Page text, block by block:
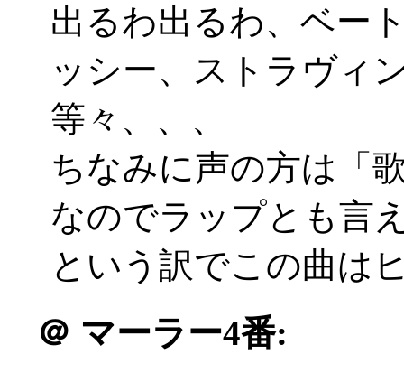
出るわ出るわ、ベー
ッシー、ストラヴィ
等々、、、
ちなみに声の方は「
なのでラップとも言
という訳でこの曲は
＠ マーラー4番: